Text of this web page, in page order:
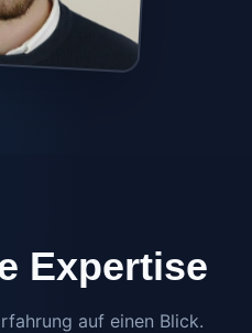
Expertise
auf einen Blick.